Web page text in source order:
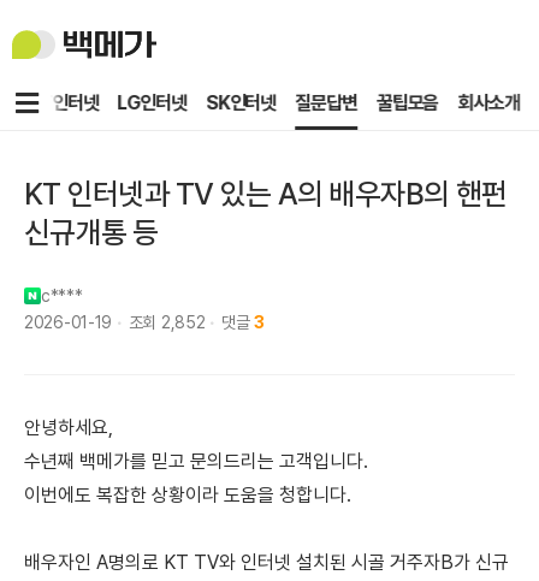
백
메
KT인터넷 LG인터넷 SK인터넷 질문답변 꿀팁모음 회사소개
메
KT 인터넷과 TV 있는 A의 배우자B의 핸펀
신규개통 등
c****
2026-01-19
조회 2,852 댓글 3
안녕하세요,
수년째 백메가를 믿고 문의드리는 고객입니다.
이번에도 복잡한 상황이라 도움을 청합니다.
배우자인 A명의로 KT TV와 인터넷 설치된 시골 거주자B가 신규